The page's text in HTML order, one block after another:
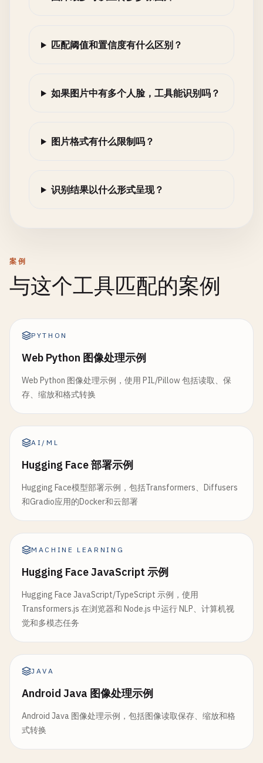
匹配阈值和置信度有什么区别？
如果图片中有多个人脸，工具能识别吗？
图片格式有什么限制吗？
识别结果以什么形式呈现？
案例
与这个工具匹配的案例
PYTHON
Web Python 图像处理示例
Web Python 图像处理示例，使用 PIL/Pillow 包括读取、保
存、缩放和格式转换
AI/ML
Hugging Face 部署示例
Hugging Face模型部署示例，包括Transformers、Diffusers
和Gradio应用的Docker和云部署
MACHINE LEARNING
Hugging Face JavaScript 示例
Hugging Face JavaScript/TypeScript 示例，使用
Transformers.js 在浏览器和 Node.js 中运行 NLP、计算机视
觉和多模态任务
JAVA
Android Java 图像处理示例
Android Java 图像处理示例，包括图像读取保存、缩放和格
式转换